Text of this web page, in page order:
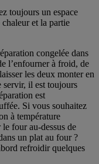
toujours un espace
et la partie
congelée dans
l’enfourner à froid, de
les deux monter en
servir, il est toujours
est
Si vous souhaitez
à température
four au-dessus de
un plat au four ?
refroidir quelques